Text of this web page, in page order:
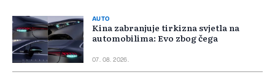
AUTO
Kina zabranjuje tirkizna svjetla na
automobilima: Evo zbog čega
07. 08. 2026.